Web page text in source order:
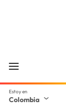
Colombia